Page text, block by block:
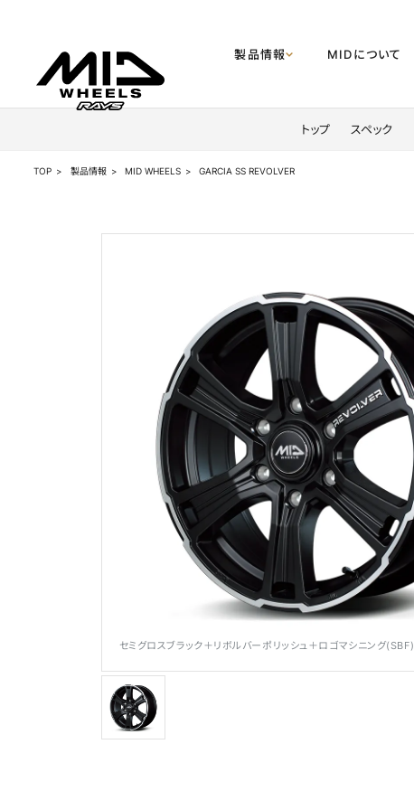
製品情報 MIDについて
トップ スペック
製品情報
メディア
TOP 製品情報 MID WHEELS GARCIA SS REVOLVER
セミグロスブラック＋リボルバーポリッシュ＋ロゴマシニング(SBF)